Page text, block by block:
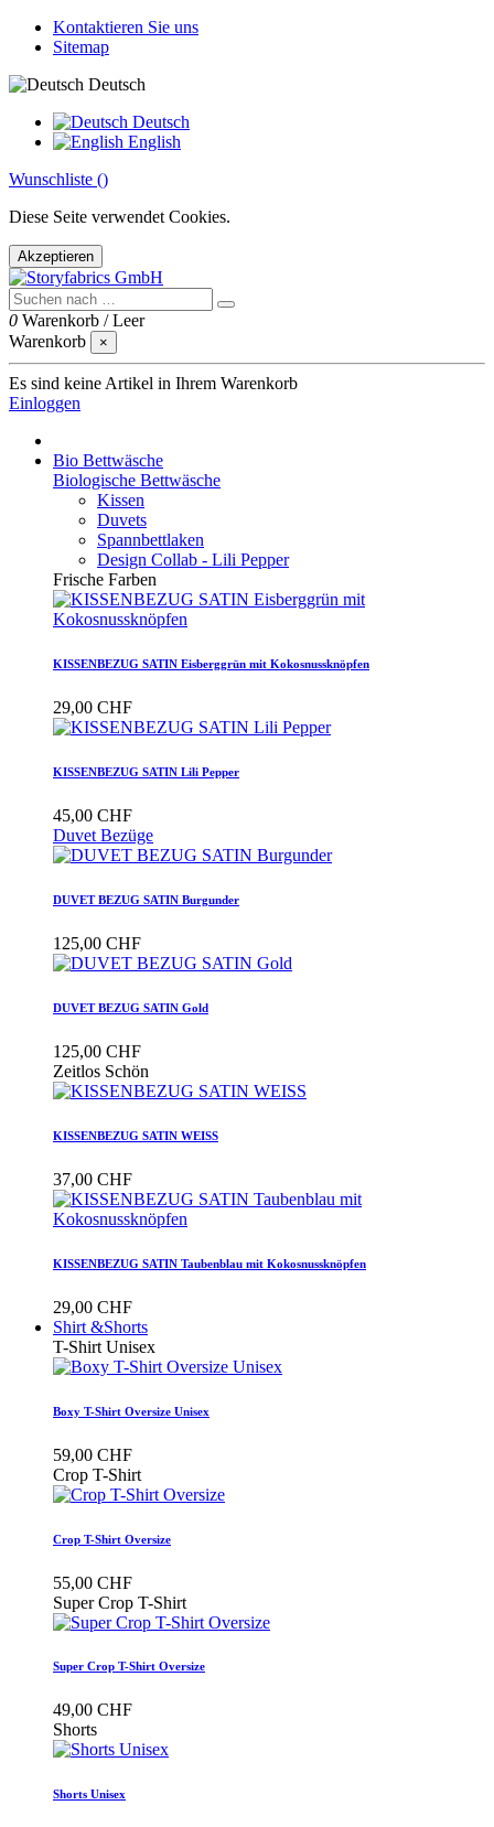
Kontaktieren Sie uns
Sitemap
Deutsch
Deutsch
English
Wunschliste ()
Diese Seite verwendet Cookies.
Akzeptieren
0 Warenkorb /Leer
Warenkorb
×
Es sind keine Artikel in Ihrem Warenkorb
Einloggen
Bio Bettwäsche
Biologische Bettwäsche
Kissen
Duvets
Spannbettlaken
Design Collab - Lili Pepper
Frische Farben
KISSENBEZUG SATIN Eisberggrün mit Kokosnussknöpfen
29,00 CHF
KISSENBEZUG SATIN Lili Pepper
45,00 CHF
Duvet Bezüge
DUVET BEZUG SATIN Burgunder
125,00 CHF
DUVET BEZUG SATIN Gold
125,00 CHF
Zeitlos Schön
KISSENBEZUG SATIN WEISS
37,00 CHF
KISSENBEZUG SATIN Taubenblau mit Kokosnussknöpfen
29,00 CHF
Shirt &Shorts
T-Shirt Unisex
Boxy T-Shirt Oversize Unisex
59,00 CHF
Crop T-Shirt
Crop T-Shirt Oversize
55,00 CHF
Super Crop T-Shirt
Super Crop T-Shirt Oversize
49,00 CHF
Shorts
Shorts Unisex